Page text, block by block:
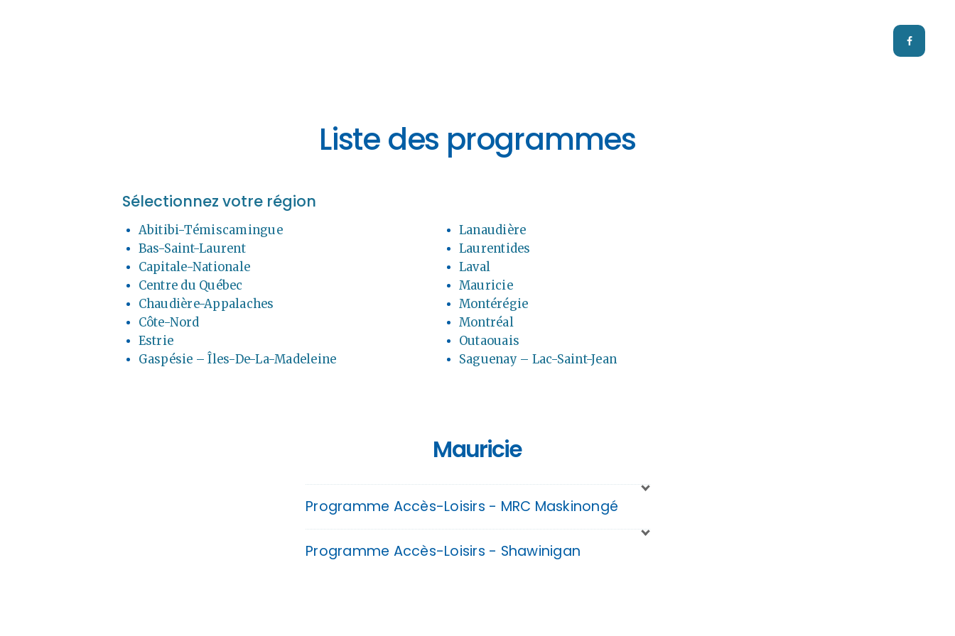
D’ÉQUIPEMENTS
NOUS JOINDRE
Liste des programmes
Sélectionnez votre région
Abitibi-Témiscamingue
Bas-Saint-Laurent
Capitale-Nationale
Centre du Québec
Chaudière-Appalaches
Côte-Nord
Estrie
Gaspésie – Îles-De-La-Madeleine
Lanaudière
Laurentides
Laval
Mauricie
Montérégie
Montréal
Outaouais
Saguenay – Lac-Saint-Jean
Mauricie
Programme Accès-Loisirs - MRC Maskinongé
Programme Accès-Loisirs - Shawinigan